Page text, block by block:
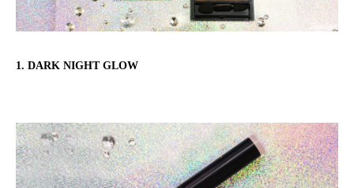
1. DARK NIGHT GLOW